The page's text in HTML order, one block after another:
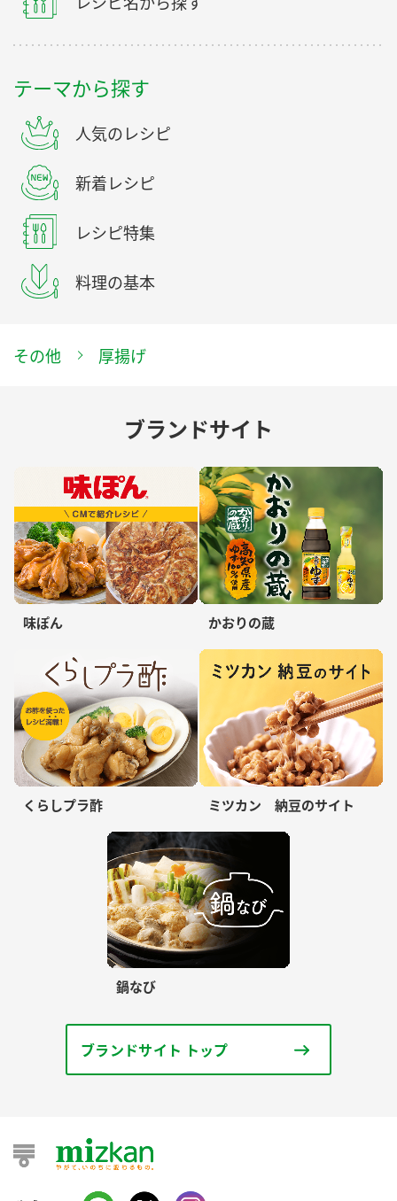
テーマから探す
人気のレシピ
新着レシピ
レシピ特集
料理の基本
その他 厚揚げ
ブランドサイト
味ぽん かおりの蔵
くらしプラ酢 ミツカン 納豆のサイト
鍋なび
ブランドサイト トップ